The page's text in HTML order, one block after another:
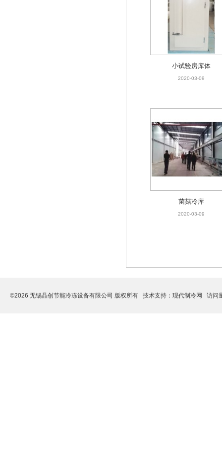
小试验房库体
2020-03-09
菌菇冷库
2020-03-09
©2026 无锡晶创节能冷冻设备有限公司 版权所有 技术支持： 现代制冷网 访问